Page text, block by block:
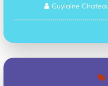
Guylaine